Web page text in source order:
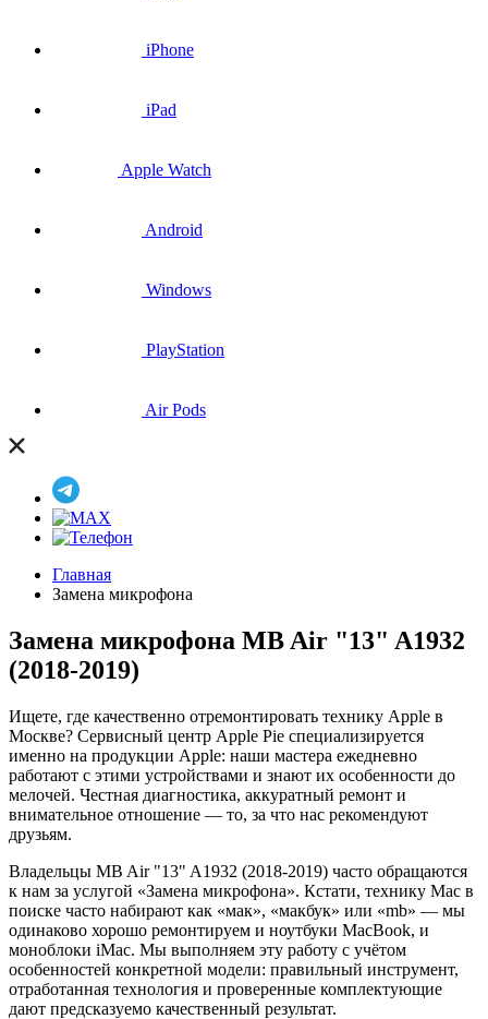
iPhone
iPad
Apple Watch
Android
Windows
PlayStation
Air Pods
Главная
Замена микрофона
Замена микрофона MB Air "13" A1932
(2018-2019)
Ищете, где качественно отремонтировать технику Apple в
Москве? Сервисный центр Apple Pie специализируется
именно на продукции Apple: наши мастера ежедневно
работают с этими устройствами и знают их особенности до
мелочей. Честная диагностика, аккуратный ремонт и
внимательное отношение — то, за что нас рекомендуют
друзьям.
Владельцы MB Air "13" A1932 (2018-2019) часто обращаются
к нам за услугой «Замена микрофона». Кстати, технику Mac в
поиске часто набирают как «мак», «макбук» или «mb» — мы
одинаково хорошо ремонтируем и ноутбуки MacBook, и
моноблоки iMac. Мы выполняем эту работу с учётом
особенностей конкретной модели: правильный инструмент,
отработанная технология и проверенные комплектующие
дают предсказуемо качественный результат.